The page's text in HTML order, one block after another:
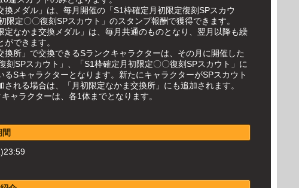
メダル」は、毎月開催の「S1枠確定月初限定復刻SPスカウ
限定〇〇復刻SPスカウト」のスタンプ報酬で獲得できます。
なかま交換メダル」は、毎月共通のものとなり、翌月以降も繰
できます。
所」で交換できるSランクキャラクターは、その月に開催した
刻SPスカウト」、「S1枠確定月初限定〇〇復刻SPスカウト」に
るSキャラクターとなります。新たにキャラクターがSPスカウト
される場合は、「月初限定なかま交換所」にも追加されます。
ャラクターは、各1体までとなります。